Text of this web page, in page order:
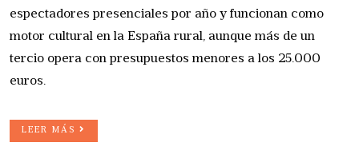
espectadores presenciales por año y funcionan como
motor cultural en la España rural, aunque más de un
tercio opera con presupuestos menores a los 25.000
euros.
LEER MÁS